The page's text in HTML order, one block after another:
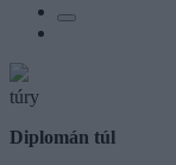
túry
Diplomán túl